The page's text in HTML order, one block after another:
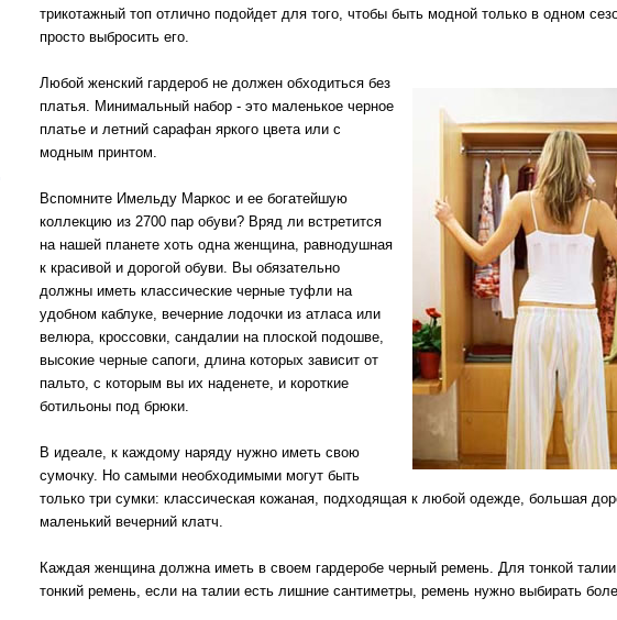
трикотажный топ отлично подойдет для того, чтобы быть модной только в одном
просто выбросить его.
Любой женский гардероб не должен обходиться без
платья. Минимальный набор - это маленькое черное
платье и летний сарафан яркого цвета или с
модным принтом.
Вспомните Имельду Маркос и ее богатейшую
коллекцию из 2700 пар обуви? Вряд ли встретится
на нашей планете хоть одна женщина, равнодушная
к красивой и дорогой обуви. Вы обязательно
должны иметь классические черные туфли на
удобном каблуке, вечерние лодочки из атласа или
велюра, кроссовки, сандалии на плоской подошве,
высокие черные сапоги, длина которых зависит от
пальто, с которым вы их наденете, и короткие
ботильоны под брюки.
В идеале, к каждому наряду нужно иметь свою
сумочку. Но самыми необходимыми могут быть
только три сумки: классическая кожаная, подходящая к любой одежде, большая
маленький вечерний клатч.
Каждая женщина должна иметь в своем гардеробе черный ремень. Для тонкой
тонкий ремень, если на талии есть лишние сантиметры, ремень нужно выбирать